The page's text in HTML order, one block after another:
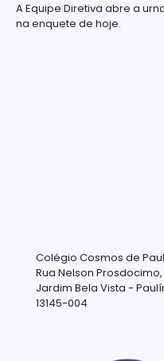
A Equipe Diretiva abre a
na enquete de hoje.
Colégio Cosmos de
Rua Nelson
Jardim Bela Vista -
13145-004